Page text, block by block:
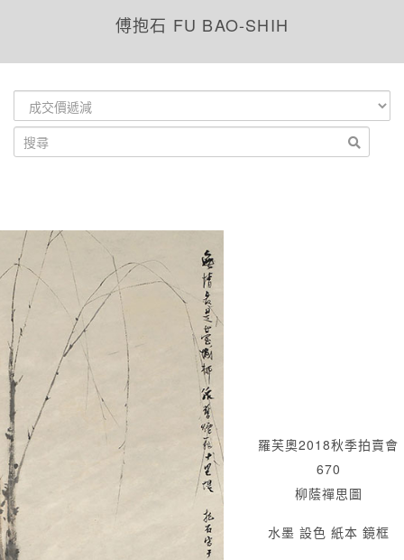
傅抱石 FU BAO-SHIH
羅芙奧2018秋季拍賣會
670
柳蔭禪思圖
水墨 設色 紙本 鏡框